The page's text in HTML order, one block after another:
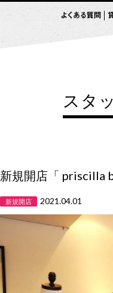
スタ
新規開店「 priscilla
新規開店 2021.04.01